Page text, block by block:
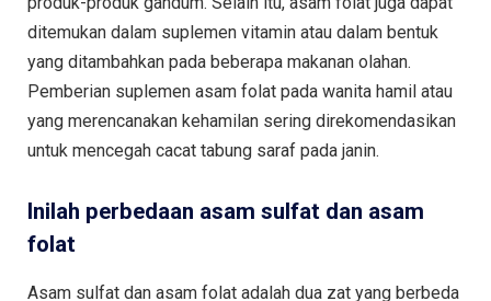
ditemukan dalam suplemen vitamin atau dalam bentuk
yang ditambahkan pada beberapa makanan olahan.
Pemberian suplemen asam folat pada wanita hamil atau
yang merencanakan kehamilan sering direkomendasikan
untuk mencegah cacat tabung saraf pada janin.
Inilah perbedaan asam sulfat dan asam
folat
Asam sulfat dan asam folat adalah dua zat yang berbeda